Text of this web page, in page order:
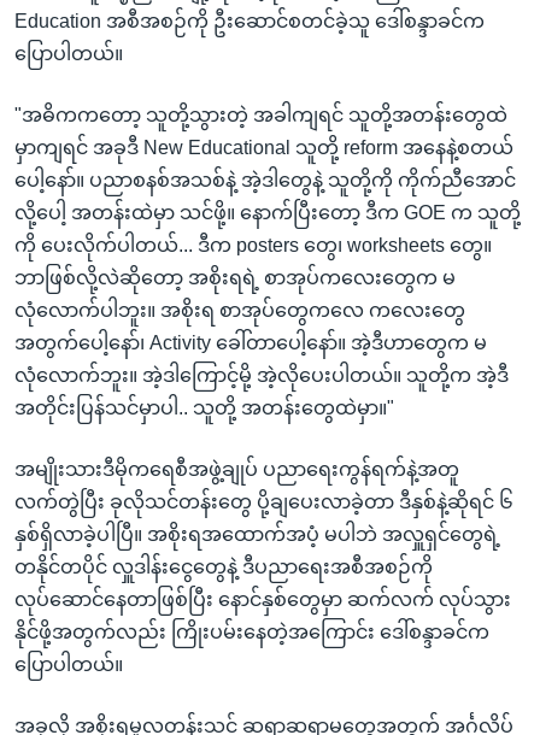
Education အစီအစဉ်ကို ဦးဆောင်စတင်ခဲ့သူ ဒေါ်စန္ဒာခင်က
ပြောပါတယ်။
"အဓိကကတော့ သူတို့သွားတဲ့ အခါကျရင် သူတို့အတန်းတွေထဲ
မှာကျရင် အခုဒီ New Educational သူတို့ reform အနေနဲ့စတယ်
ပေါ့နော်။ ပညာစနစ်အသစ်နဲ့ အဲ့ဒါတွေနဲ့ သူတို့ကို ကိုက်ညီအောင်
လို့ပေါ့ အတန်းထဲမှာ သင်ဖို့။ နောက်ပြီးတော့ ဒီက GOE က သူတို့
ကို ပေးလိုက်ပါတယ်... ဒီက posters တွေ၊ worksheets တွေ။
ဘာဖြစ်လို့လဲဆိုတော့ အစိုးရရဲ့ စာအုပ်ကလေးတွေက မ
လုံလောက်ပါဘူး။ အစိုးရ စာအုပ်တွေကလေ ကလေးတွေ
အတွက်ပေါ့နော်၊ Activity ခေါ်တာပေါ့နော်။ အဲ့ဒီဟာတွေက မ
လုံလောက်ဘူး။ အဲ့ဒါကြောင့်မို့ အဲ့လိုပေးပါတယ်။ သူတို့က အဲ့ဒီ
အတိုင်းပြန်သင်မှာပါ.. သူတို့ အတန်းတွေထဲမှာ။"
အမျိုးသားဒီမိုကရေစီအဖွဲ့ချုပ် ပညာရေးကွန်ရက်နဲ့အတူ
လက်တွဲပြီး ခုလိုသင်တန်းတွေ ပို့ချပေးလာခဲ့တာ ဒီနှစ်နဲ့ဆိုရင် ၆
နှစ်ရှိလာခဲ့ပါပြီ။ အစိုးရအထောက်အပံ့ မပါဘဲ အလှူရှင်တွေရဲ့
တနိုင်တပိုင် လှူဒါန်းငွေတွေနဲ့ ဒီပညာရေးအစီအစဉ်ကို
လုပ်ဆောင်နေတာဖြစ်ပြီး နောင်နှစ်တွေမှာ ဆက်လက် လုပ်သွား
နိုင်ဖို့အတွက်လည်း ကြိုးပမ်းနေတဲ့အကြောင်း ဒေါ်စန္ဒာခင်က
ပြောပါတယ်။
အခုလို အစိုးရမူလတန်းသင် ဆရာဆရာမတွေအတွက် အင်္ဂလိပ်